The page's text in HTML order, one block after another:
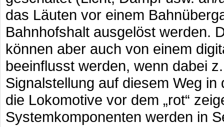
das Läuten vor einem
Bahnhofshalt ausgelöst werden.
können aber auch von einem
beeinflusst werden, wenn dabei
Signalstellung auf diesem Weg
die Lokomotive vor dem „rot“
Systemkomponenten werden in